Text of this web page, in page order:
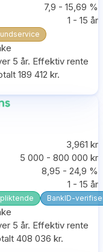
7,9 - 15,69 %
1 - 15 år
5 år. Effektiv rente
189 412 kr.
3,961 kr
5 000 - 800 000 kr
8,95 - 24,9 %
1 - 15 år
BankID-
5 år. Effektiv rente
408 036 kr.